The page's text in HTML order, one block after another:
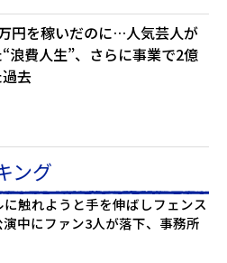
円を稼いだのに…人気芸人が
浪費人生”、さらに事業で2億
去
ング
に触れようと手を伸ばしフェンス
中にファン3人が落下、事務所